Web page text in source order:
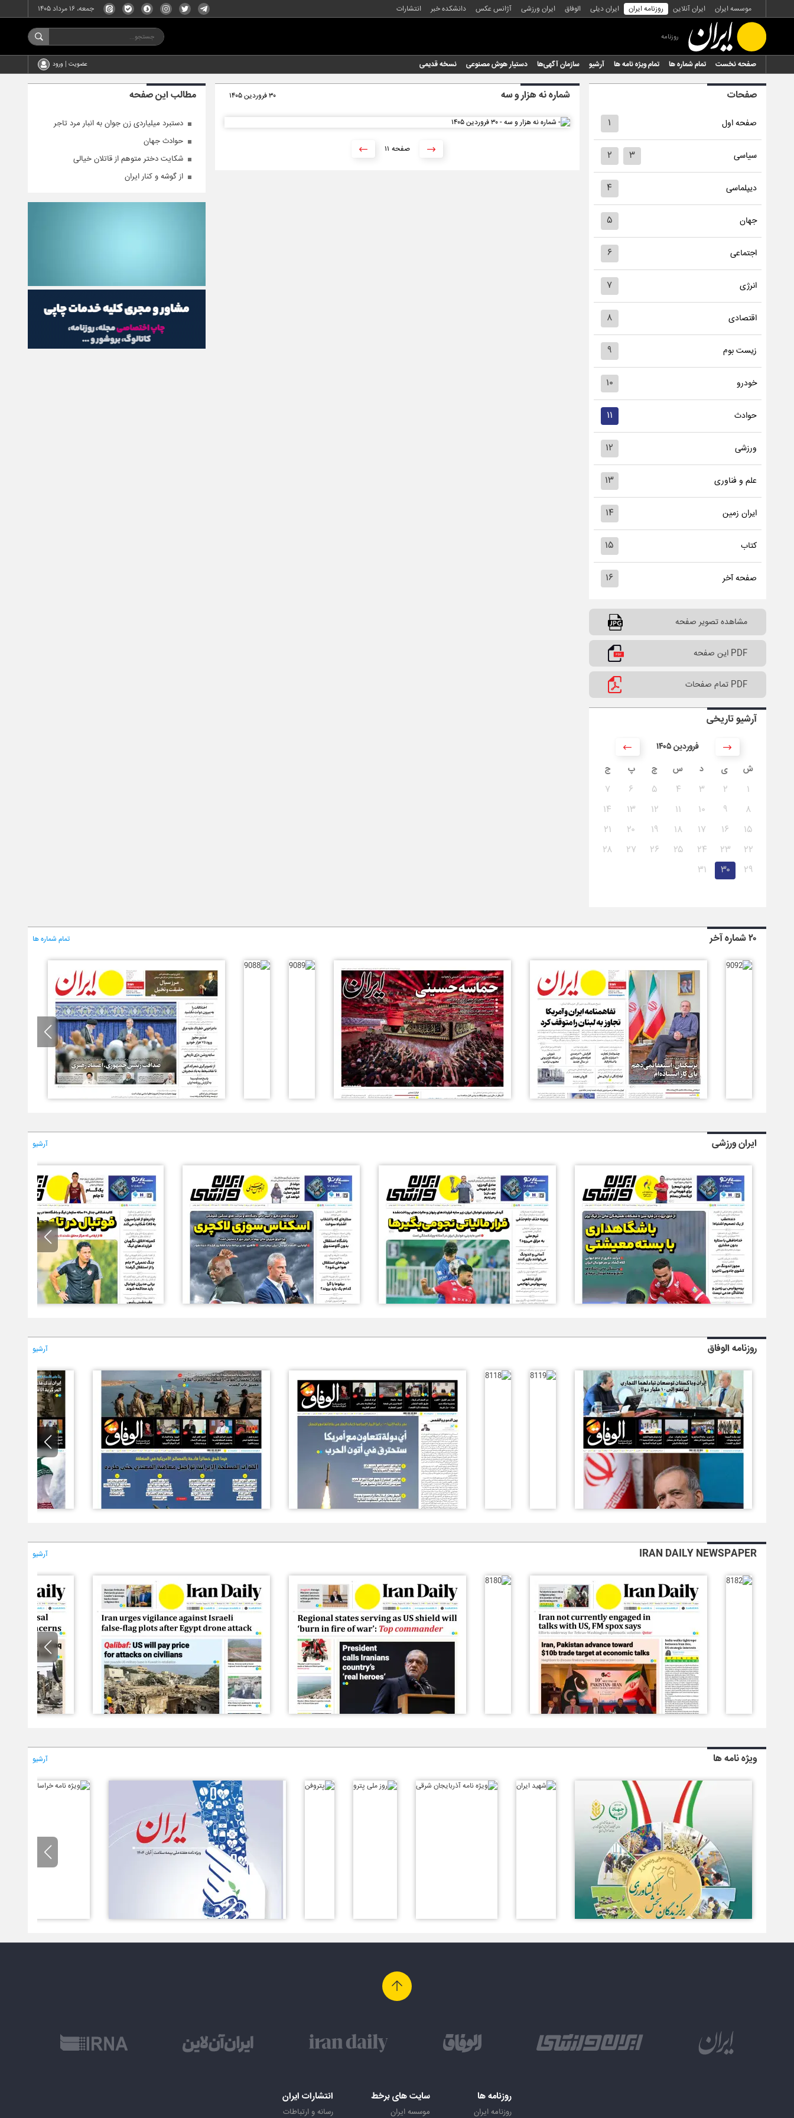
موسسه ایران ایران آنلاین روزنامه ایران ایران دیلی الوفاق ایران ورزشی آژانس عکس دانشکده خبر انتشارات جمعه، ۱۶ مرداد ۱۴۰۵
روزنامه
صفحه نخست تمام شماره ها تمام ویژه نامه ها آرشیو سازمان آگهی‌ها دستیار هوش مصنوعی نسخه قدیمی عضویت | ورود
صفحات
صفحه اول ۱
سیاسی ۲ ۳
دیپلماسی ۴
جهان ۵
اجتماعی ۶
انرژی ۷
اقتصادی ۸
زیست بوم ۹
خودرو ۱۰
حوادث ۱۱
ورزشی ۱۲
علم و فناوری ۱۳
ایران زمین ۱۴
کتاب ۱۵
صفحه آخر ۱۶
مشاهده تصویر صفحه
PDF این صفحه
PDF تمام صفحات
آرشیو تاریخی
۱۴۰۵ فروردین
ش
ی د س چ پ ج
۱ ۲ ۳ ۴ ۵ ۶
۷
۸
۹ ۱۰ ۱۱ ۱۲ ۱۳
۱۴
۱۵
۱۶ ۱۷ ۱۸ ۱۹ ۲۰
۲۱
۲۲
۲۳ ۲۴ ۲۵ ۲۶ ۲۷
۲۸
۲۹
۳۰ ۳۱
شماره نه هزار و سه ۳۰ فروردین ۱۴۰۵
۱۱
مطالب این صفحه
دستبرد میلیاردی زن جوان به انبار مرد تاجر
حوادث جهان
شکایت دختر متوهم از قاتلان خیالی
از گوشه و کنار ایران
۲۰ شماره آخر تمام شماره ها
ایران ورزشی آرشیو
روزنامه الوفاق آرشیو
IRAN DAILY NEWSPAPER آرشیو
ویژه نامه ها آرشیو
روزنامه ها
روزنامه ایران
سایت های برخط
موسسه ایران
انتشارات ایران
رسانه و ارتباطات